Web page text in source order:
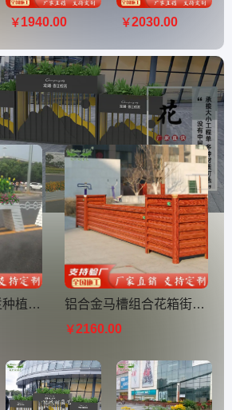
￥1940.00 ￥2030.00
定制PVC白色护栏种植槽市政绿化花箱园艺隔离挡板架立体种植 铝合金马槽组合花箱街道户外花槽景观仿木花钵立体花架
￥2160.00